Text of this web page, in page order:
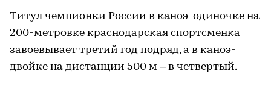
Титул чемпионки России в каноэ-одиночке на
200-метровке краснодарская спортсменка
завоевывает третий год подряд, а в каноэ-
двойке на дистанции 500 м – в четвертый.